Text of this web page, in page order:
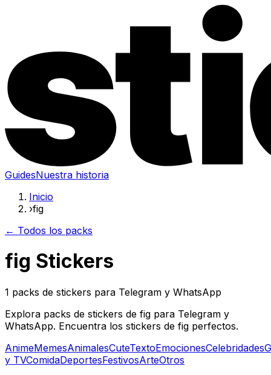
GuidesNuestra historia
Inicio
›fig
← Todos los packs
fig Stickers
1 packs de stickers para Telegram y WhatsApp
Explora packs de stickers de fig para Telegram y
WhatsApp. Encuentra los stickers de fig perfectos.
AnimeMemesAnimalesCuteTextoEmocionesCelebridades
y TVComidaDeportesFestivosArteOtros